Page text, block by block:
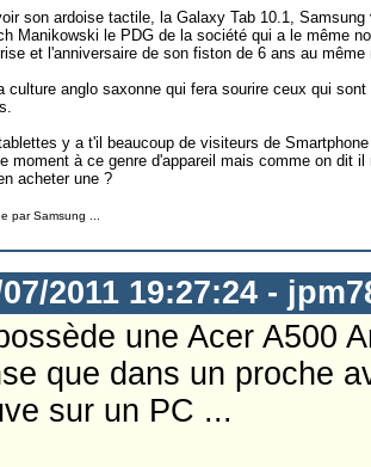
son ardoise tactile, la Galaxy Tab 10.1,
Manikowski le PDG de la société qui a le même
et l'anniversaire de son fiston de 6 ans au même
culture anglo saxonne qui fera sourire ceux qui
y a t'il beaucoup de visiteurs de
moment à ce genre d'appareil mais comme on dit
acheter une ?
par Samsung ...
2011 19:27:24 -
une Acer A500
que dans un proche
sur un PC ...